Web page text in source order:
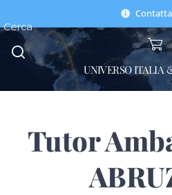
UNIVERSO ITALIA
Cerca
Tutor